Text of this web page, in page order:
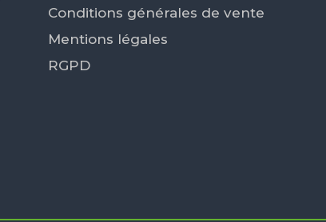
Conditions générales de vente
Mentions légales
RGPD